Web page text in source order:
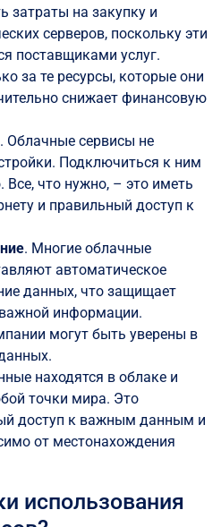
затраты на закупку и
серверов, поскольку эти
поставщиками услуг.
за те ресурсы, которые они
снижает финансовую
. Облачные сервисы не
Подключиться к ним
что нужно, – это иметь
и правильный доступ к
. Многие облачные
автоматическое
данных, что защищает
информации.
могут быть уверены в
находятся в облаке и
точки мира. Это
доступ к важным данным и
от местонахождения
использования